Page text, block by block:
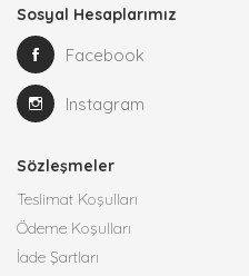
Sosyal Hesaplarımız
Facebook
Instagram
Sözleşmeler
Teslimat Koşulları
Ödeme Koşulları
İade Şartları